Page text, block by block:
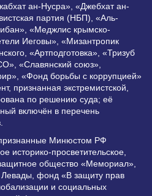
ан-Нусра», «Джебхат ан-
партия (НБП), «Аль-
«Меджлис крымско-
Иеговы», «Мизантропик
«Артподготовка», «Тризуб
«Славянский союз»,
«Фонд борьбы с коррупцией»
признанная экстремистской,
по решению суда; её
включён в перечень
Минюстом РФ
историко-просветительское,
общество «Мемориал»,
фонд «В защиту прав
и социальных